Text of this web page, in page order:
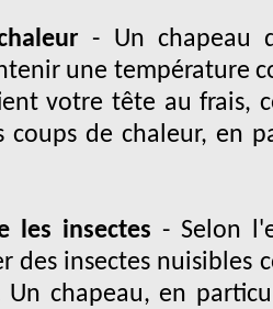
- Un chapeau
une température
votre tête au frais,
coups de chaleur, en
les insectes - Selon
des insectes nuisibles
Un chapeau, en